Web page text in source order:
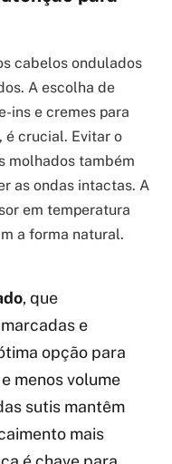
cabelos ondulados
A escolha de
ins e cremes para
é crucial. Evitar o
molhados também
as ondas intactas. A
em temperatura
a forma natural.
, que
e
opção para
menos volume
sutis mantêm
mais